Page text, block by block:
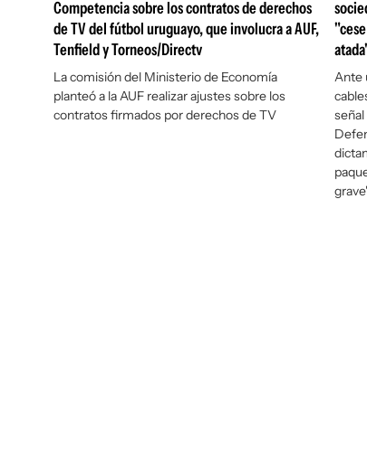
Competencia sobre los contratos de derechos
de TV del fútbol uruguayo, que involucra a AUF,
Tenfield y Torneos/Directv
La comisión del Ministerio de Economía
planteó a la AUF realizar ajustes sobre los
contratos firmados por derechos de TV
Ante
señal